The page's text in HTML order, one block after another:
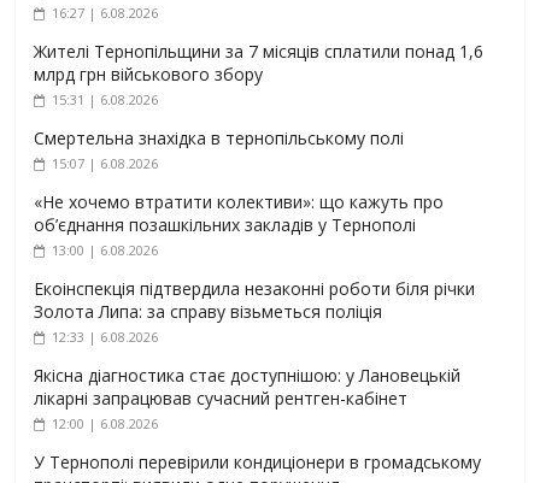
16:27 | 6.08.2026
Жителі Тернопільщини за 7 місяців сплатили понад 1,6
млрд грн військового збору
15:31 | 6.08.2026
Смертельна знахідка в тернопільському полі
15:07 | 6.08.2026
«Не хочемо втратити колективи»: що кажуть про
об’єднання позашкільних закладів у Тернополі
13:00 | 6.08.2026
Екоінспекція підтвердила незаконні роботи біля річки
Золота Липа: за справу візьметься поліція
12:33 | 6.08.2026
Якісна діагностика стає доступнішою: у Лановецькій
лікарні запрацював сучасний рентген-кабінет
12:00 | 6.08.2026
У Тернополі перевірили кондиціонери в громадському